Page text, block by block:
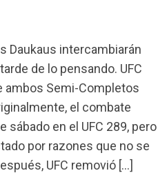
Daukaus intercambiarán
de lo pensando. UFC
ambos Semi-Completos
el combate
sábado en el UFC 289, pero
por razones que no se
UFC removió […]